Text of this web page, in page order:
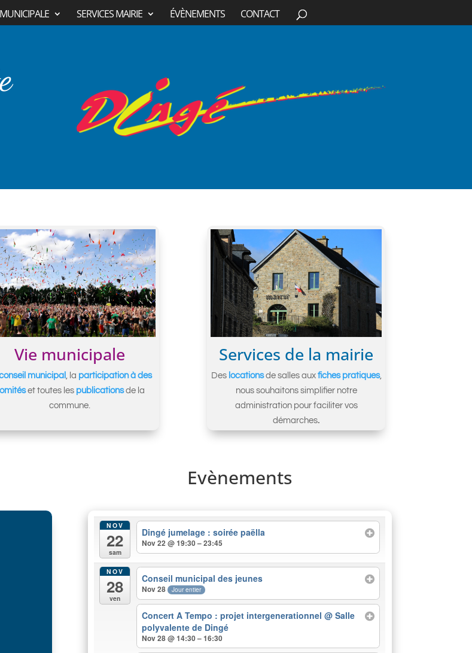
SERVICES MAIRIE ÉVÈNEMENTS CONTACT
Vie municipale
municipal , la participation à des
et toutes les publicationsde la
commune.
Services de la mairie
Des locations de salles aux fiches pratiques,
nous souhaitons simplifier notre
administration pour faciliter vos
démarches.
Evènements
NOV
22
sam
Dingé jumelage : soirée paëlla
Nov 22 @ 19:30 – 23:45
NOV
28
ven
Conseil municipal des jeunes
Nov 28 Jour entier
Concert A Tempo : projet intergenerationnel @ Salle
polyvalente de Dingé
Nov 28 @ 14:30 – 16:30